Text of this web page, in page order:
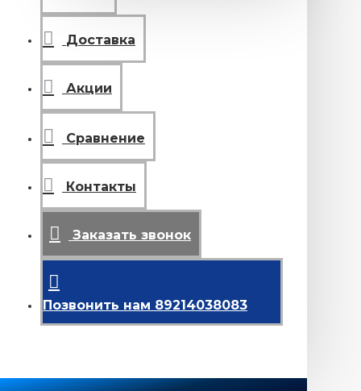
Доставка
Акции
Сравнение
Контакты
Заказать звонок
Позвонить нам 89214038083